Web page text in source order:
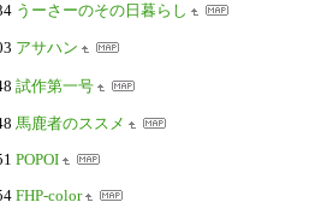
うーさーのその日暮らし
アサハン
試作第一号
馬鹿者のススメ
POPOI
FHP-color